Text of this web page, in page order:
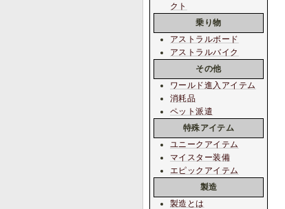
クト
乗り物
アストラルボード
アストラルバイク
その他
ワールド進入アイテム
消耗品
ペット派遣
特殊アイテム
ユニークアイテム
マイスター装備
エピックアイテム
製造
製造とは